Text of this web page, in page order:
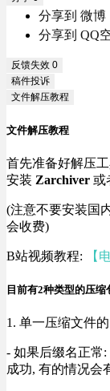
分享到 微博
分享到 QQ
反馈失效 0
稿件投诉
文件解压教程
文件解压教程
首先准备好解压
安装 Zarchiver 或
(注意不要安装国
会收费)
B站视频教程: 【
目前有2种类型的压缩
1. 单一压缩文件
- 如果后缀名正常
成功, 有的情况会